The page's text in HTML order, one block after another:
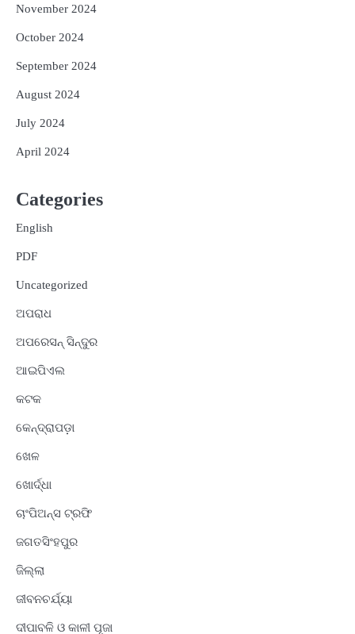
November 2024
October 2024
September 2024
August 2024
July 2024
April 2024
Categories
English
PDF
Uncategorized
ଅପରାଧ
ଅପରେସନ୍ ସିନ୍ଦୁର
ଆଇପିଏଲ
କଟକ
କେନ୍ଦ୍ରାପଡ଼ା
ଖେଳ
ଖୋର୍ଦ୍ଧା
ଚାଂପିଅନ୍ସ ଟ୍ରଫି
ଜଗତସିଂହପୁର
ଜିଲ୍ଲା
ଜୀବନଚର୍ଯ୍ୟା
ଦୀପାବଳି ଓ କାଳୀ ପୂଜା